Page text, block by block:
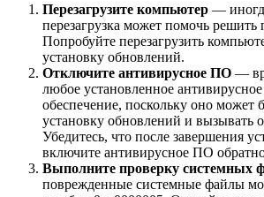
Перезагрузите компьютер —
перезагрузка может помочь решить
Попробуйте перезагрузить
установку обновлений.
Отключите антивирусное ПО —
любое установленное
обеспечение, поскольку оно может
установку обновлений и вызывать
Убедитесь, что после завершения
включите антивирусное ПО
Выполните проверку системных
поврежденные системные файлы